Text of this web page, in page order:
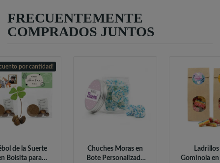
FRECUENTEMENTE
COMPRADOS JUNTOS
por cantidad!
de la Suerte
Bolsita para
Chuches Moras en
Bote Personalizado
Gominola